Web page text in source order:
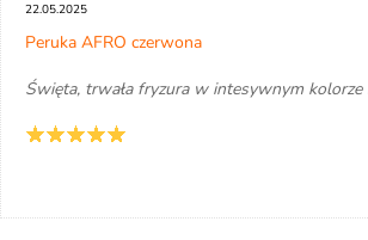
22.05.2025
Peruka AFRO czerwona
Święta, trwała fryzura w intesywnym